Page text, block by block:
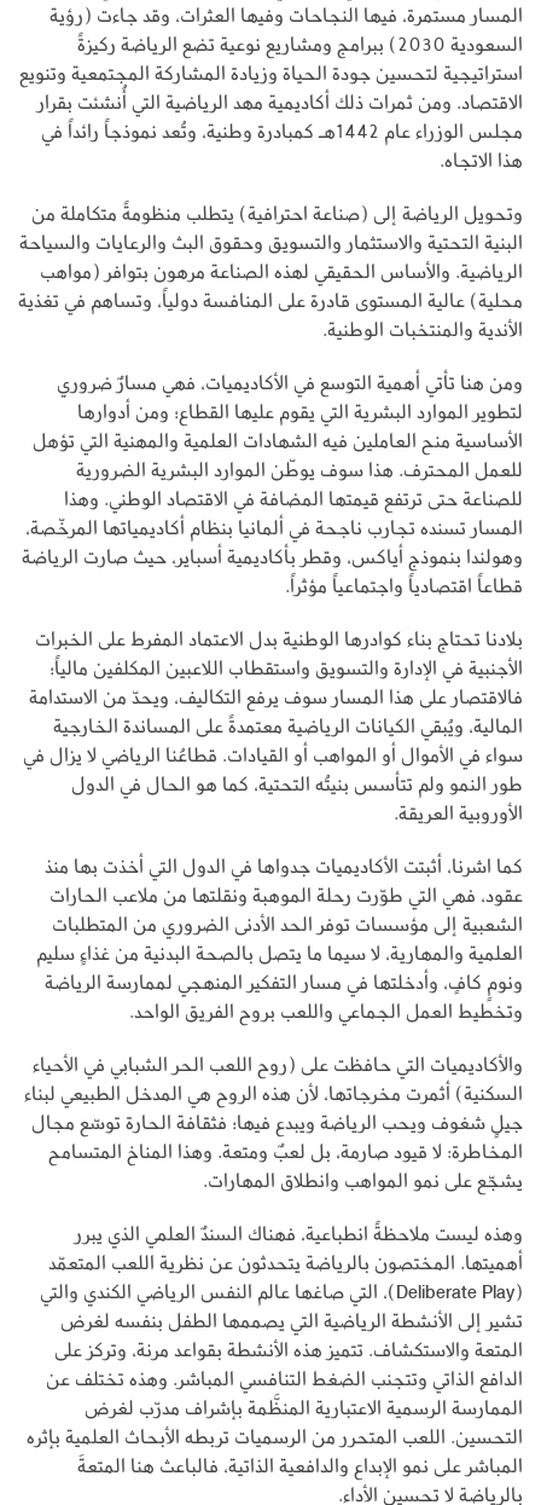
المسار مستمرة، فيها النجاحات وفيها العثرات، وقد جاءت (رؤية
السعودية 2030) ببرامج ومشاريع نوعية تضع الرياضة ركيزةً
استراتيجية لتحسين جودة الحياة وزيادة المشاركة المجتمعية وتنويع
الاقتصاد. ومن ثمرات ذلك أكاديمية مهد الرياضية التي أُنشئت بقرار
مجلس الوزراء عام 1442هـ كمبادرة وطنية، وتُعد نموذجاً رائداً في
هذا الاتجاه.
وتحويل الرياضة إلى (صناعة احترافية) يتطلب منظومةً متكاملة من
البنية التحتية والاستثمار والتسويق وحقوق البث والرعايات والسياحة
الرياضية. والأساس الحقيقي لهذه الصناعة مرهون بتوافر (مواهب
محلية) عالية المستوى قادرة على المنافسة دولياً، وتساهم في تغذية
الأندية والمنتخبات الوطنية.
ومن هنا تأتي أهمية التوسع في الأكاديميات، فهي مسارٌ ضروري
لتطوير الموارد البشرية التي يقوم عليها القطاع؛ ومن أدوارها
الأساسية منح العاملين فيه الشهادات العلمية والمهنية التي تؤهل
للعمل المحترف. هذا سوف يوطّن الموارد البشرية الضرورية
للصناعة حتى ترتفع قيمتها المضافة في الاقتصاد الوطني. وهذا
المسار تسنده تجارب ناجحة في ألمانيا بنظام أكاديمياتها المرخّصة،
وهولندا بنموذج أياكس، وقطر بأكاديمية أسباير، حيث صارت الرياضة
قطاعاً اقتصادياً واجتماعياً مؤثراً.
بلادنا تحتاج بناء كوادرها الوطنية بدل الاعتماد المفرط على الخبرات
الأجنبية في الإدارة والتسويق واستقطاب اللاعبين المكلفين مالياً؛
فالاقتصار على هذا المسار سوف يرفع التكاليف، ويحدّ من الاستدامة
المالية، ويُبقي الكيانات الرياضية معتمدةً على المساندة الخارجية
سواء في الأموال أو المواهب أو القيادات. قطاعُنا الرياضي لا يزال في
طور النمو ولم تتأسس بنيتُه التحتية، كما هو الحال في الدول
الأوروبية العريقة.
كما اشرنا، أثبتت الأكاديميات جدواها في الدول التي أخذت بها منذ
عقود، فهي التي طوّرت رحلة الموهبة ونقلتها من ملاعب الحارات
الشعبية إلى مؤسسات توفر الحد الأدنى الضروري من المتطلبات
العلمية والمهارية، لا سيما ما يتصل بالصحة البدنية من غذاءٍ سليم
ونومٍ كافٍ، وأدخلتها في مسار التفكير المنهجي لممارسة الرياضة
وتخطيط العمل الجماعي واللعب بروح الفريق الواحد.
والأكاديميات التي حافظت على (روح اللعب الحر الشبابي في الأحياء
السكنية) أثمرت مخرجاتها، لأن هذه الروح هي المدخل الطبيعي لبناء
جيلٍ شغوف ويحب الرياضة ويبدع فيها؛ فثقافة الحارة توسّع مجال
المخاطرة: لا قيود صارمة، بل لعبٌ ومتعة. وهذا المناخ المتسامح
يشجّع على نمو المواهب وانطلاق المهارات.
وهذه ليست ملاحظةً انطباعية، فهناك السندٌ العلمي الذي يبرر
أهميتها. المختصون بالرياضة يتحدثون عن نظرية اللعب المتعمّد
(Deliberate Play)، التي صاغها عالم النفس الرياضي الكندي والتي
تشير إلى الأنشطة الرياضية التي يصممها الطفل بنفسه لغرض
المتعة والاستكشاف. تتميز هذه الأنشطة بقواعد مرنة، وتركز على
الدافع الذاتي وتتجنب الضغط التنافسي المباشر. وهذه تختلف عن
الممارسة الرسمية الاعتبارية المنظَّمة بإشراف مدرّب لغرض
التحسين. اللعب المتحرر من الرسميات تربطه الأبحاث العلمية بإثره
المباشر على نمو الإبداع والدافعية الذاتية، فالباعث هنا المتعةَ
بالرياضة لا تحسين الأداء.